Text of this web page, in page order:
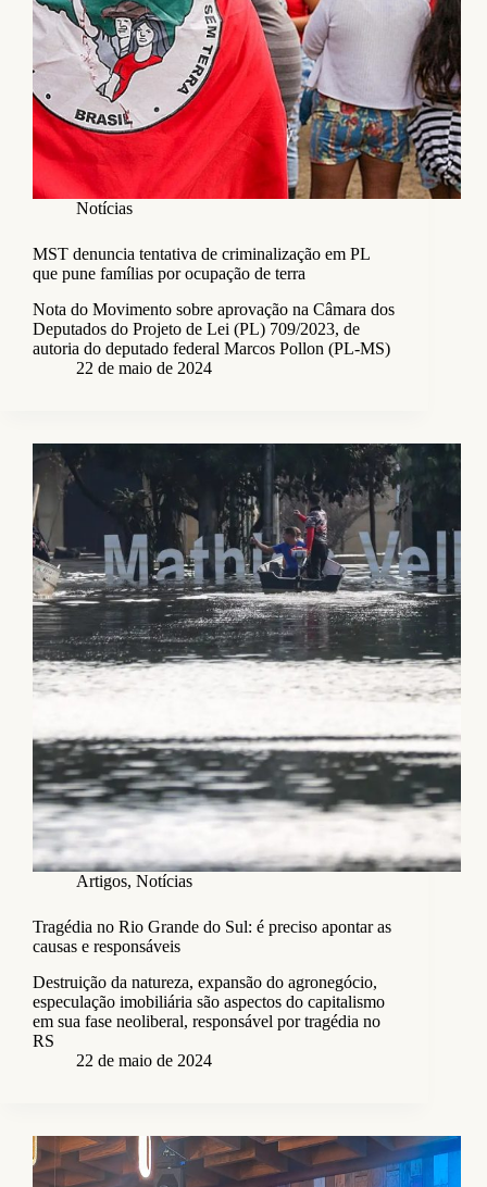
Notícias
MST denuncia tentativa de criminalização em PL
que pune famílias por ocupação de terra
Nota do Movimento sobre aprovação na Câmara dos
Deputados do Projeto de Lei (PL) 709/2023, de
autoria do deputado federal Marcos Pollon (PL-MS)
22 de maio de 2024
Artigos, Notícias
Tragédia no Rio Grande do Sul: é preciso apontar as
causas e responsáveis
Destruição da natureza, expansão do agronegócio,
especulação imobiliária são aspectos do capitalismo
em sua fase neoliberal, responsável por tragédia no
RS
22 de maio de 2024